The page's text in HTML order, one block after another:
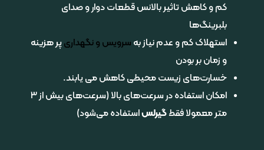
کم و کاهش تاثیر بالانس قطعات دوار و صدای
بلبرینگ‌ها
استهلاک کم و عدم نیاز به سرویس ونگهداریپر هزینه
و زمان بر بودن
خسارت‌های زیست محیطی کاهش می یابند.
امکان استفاده در سرعت‌های بالا (سرعت‌های بیش از ۳
متر معمولا فقطگیرلساستفاده می‌شود)